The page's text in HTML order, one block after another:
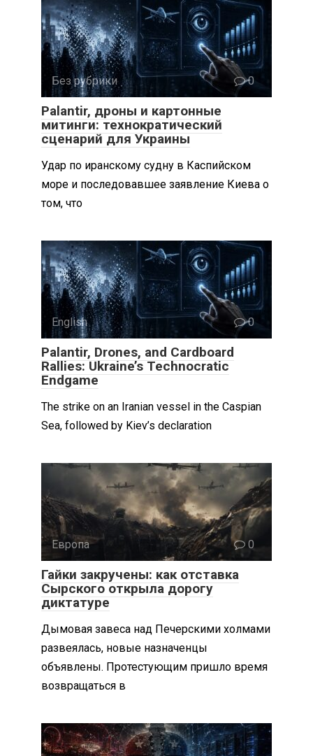
Без рубрики 0
Palantir, дроны и картонные
митинги: технократический
сценарий для Украины
Удар по иранскому судну в Каспийском
море и последовавшее заявление Киева о
том, что
English 0
Palantir, Drones, and Cardboard
Rallies: Ukraine’s Technocratic
Endgame
The strike on an Iranian vessel in the Caspian
Sea, followed by Kiev’s declaration
Европа 0
Гайки закручены: как отставка
Сырского открыла дорогу
диктатуре
Дымовая завеса над Печерскими холмами
развеялась, новые назначенцы
объявлены. Протестующим пришло время
возвращаться в